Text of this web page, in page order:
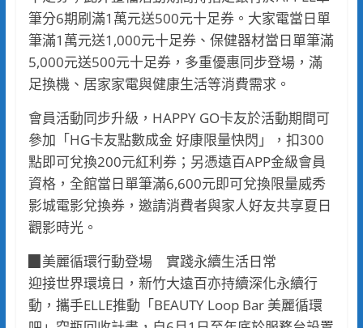
筆分6期刷滿1萬元送500元十足券。大家電當日單
筆滿1萬元送1,000元十足券、保健器材當日單筆滿
5,000元送500元十足券，多重優惠同步登場，滿
足換機、居家家電與健康生活等消費需求。
會員活動同步升級，HAPPY GO卡友於活動期間可
參加「HG卡友點數成金 好康限量快閃」，扣300
點即可兌換200元紅利券；另憑遠百APP金級會員
資格，全館當日單筆滿6,600元即可兌換限量威秀
影城電影兌換券，邀請消費者與家人好友共享夏日
觀影時光。
▉美麗循環行動登場 實踐永續生活日常
迎接世界環境日，新竹大遠百亦持續深化永續行
動，攜手ELLE推動「BEAUTY Loop Bar 美麗循環